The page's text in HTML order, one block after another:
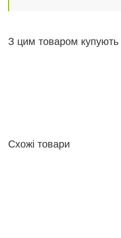
З цим товаром купують
Схожі товари